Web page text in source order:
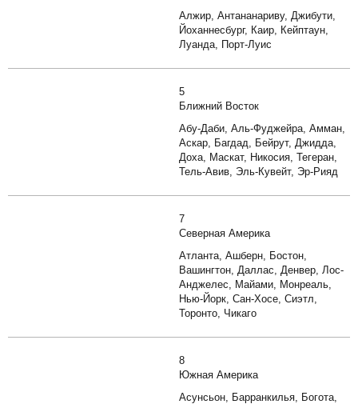
Алжир, Антананариву, Джибути,
Йоханнесбург, Каир, Кейптаун,
Луанда, Порт-Луис
5
Ближний Восток
Абу-Даби, Аль-Фуджейра, Амман,
Аскар, Багдад, Бейрут, Джидда,
Доха, Маскат, Никосия, Тегеран,
Тель-Авив, Эль-Кувейт, Эр-Рияд
7
Северная Америка
Атланта, Ашберн, Бостон,
Вашингтон, Даллас, Денвер, Лос-
Анджелес, Майами, Монреаль,
Нью-Йорк, Сан-Хосе, Сиэтл,
Торонто, Чикаго
8
Южная Америка
Асунсьон, Барранкилья, Богота,